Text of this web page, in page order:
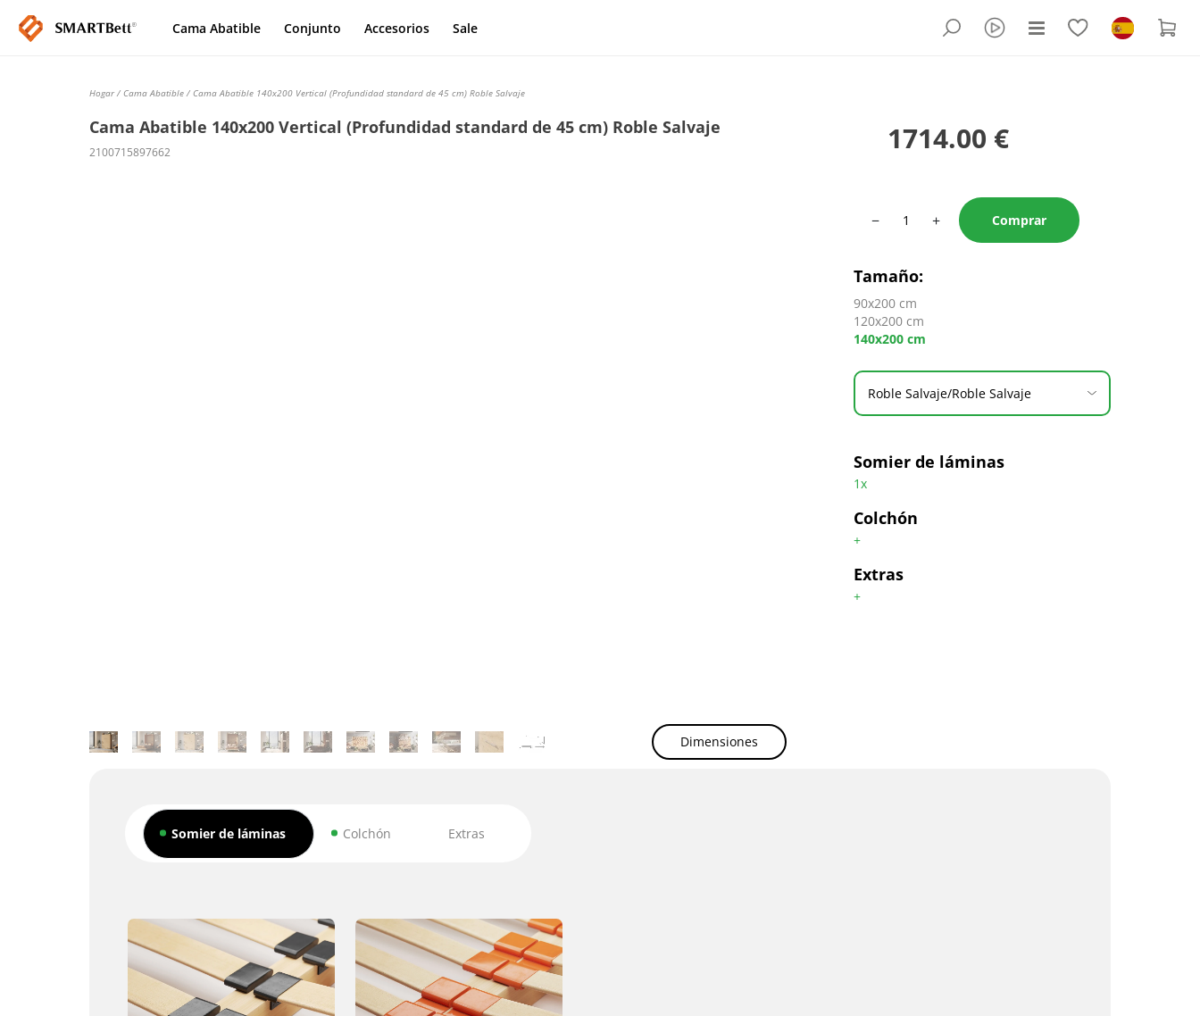
Cama Abatible Conjunto Accesorios Sale
Hogar / Cama Abatible / Cama Abatible 140x200 Vertical (Profundidad standard de 45 cm) Roble Salvaje
Cama Abatible 140x200 Vertical (Profundidad standard de 45 cm) Roble Salvaje
2100715897662 1714.00 €
Dimensiones
− + Comprar
Tamaño:
90x200 cm
120x200 cm
140x200 cm
Roble Salvaje/Roble Salvaje
Somier de láminas
1x
Colchón
+
Extras
+
Somier de láminas Colchón Extras